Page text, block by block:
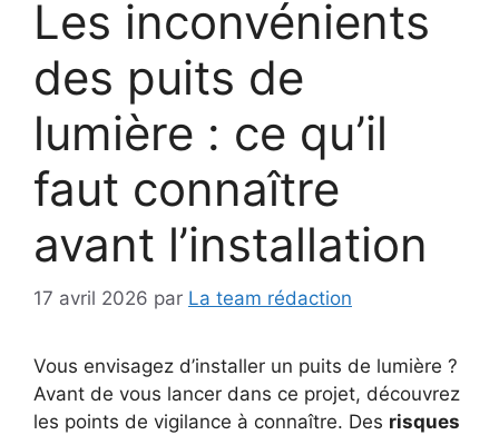
Les inconvénients
des puits de
lumière : ce qu’il
faut connaître
avant l’installation
17 avril 2026 par La team rédaction
Vous envisagez d’installer un puits de lumière ?
Avant de vous lancer dans ce projet, découvrez
les points de vigilance à connaître. Des risques